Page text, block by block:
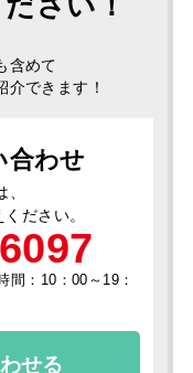
含めて
介できます！
合わせ
ださい。
間：10：00～19：
せる